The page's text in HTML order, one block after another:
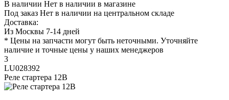
В наличии Нет в наличии в магазине
Под заказ Нет в наличии на центральном складе
Доставка:
Из Москвы 7-14 дней
* Цены на запчасти могут быть неточными. Уточняйте
наличие и точные цены у наших менеджеров
3
LU028392
Реле стартера 12В